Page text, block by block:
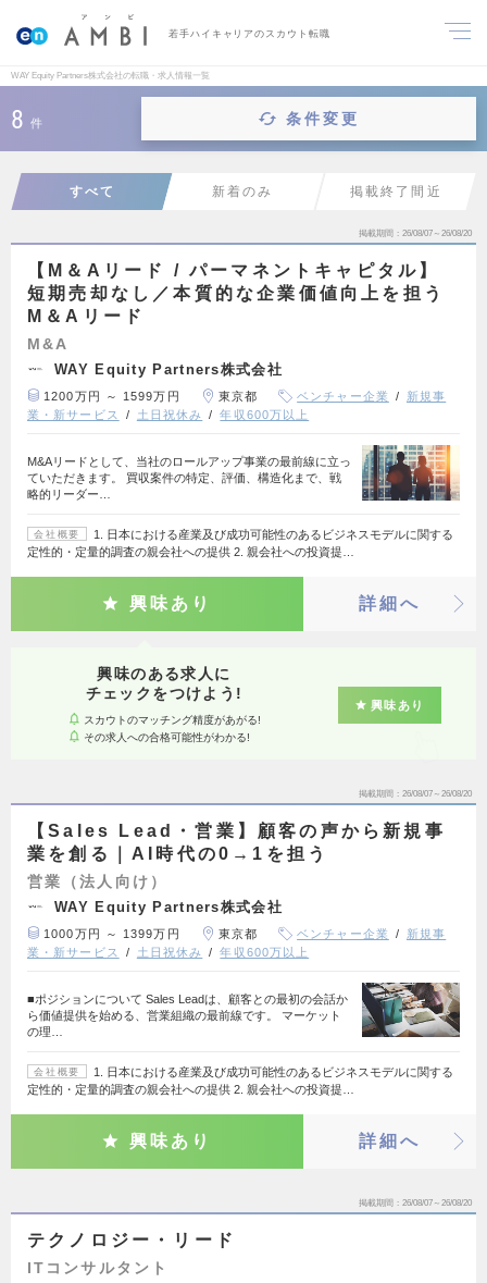
若手ハイキャリアのスカウト転職
WAY Equity Partners株式会社の転職・求人情報一覧
8 件 条件変更
すべて 新着のみ 掲載終了間近
掲載期間 26/08/07～26/08/20
【M＆Aリード / パーマネントキャピタル】
短期売却なし／本質的な企業価値向上を担う
M＆Aリード
M&A
WAY Equity Partners株式会社
1200万円 ～ 1599万円 東京都 ベンチャー企業
新規事
業・新サービス
土日祝休み 年収600万以上
M&Aリードとして、当社のロールアップ事業の最前線に立っ
ていただきます。 買収案件の特定、評価、構造化まで、戦
略的リーダー…
会社概要
1. 日本における産業及び成功可能性のあるビジネスモデルに関する
定性的・定量的調査の親会社への提供 2. 親会社への投資提…
興味あり 詳細へ
興味のある求人に
チェックをつけよう!
スカウトのマッチング精度があがる!
その求人への合格可能性がわかる!
興味あり
掲載期間 26/08/07～26/08/20
【Sales Lead・営業】顧客の声から新規事
業を創る｜AI時代の0→1を担う
営業（法人向け）
WAY Equity Partners株式会社
1000万円 ～ 1399万円 東京都 ベンチャー企業
新規事
業・新サービス
土日祝休み 年収600万以上
■ポジションについて Sales Leadは、顧客との最初の会話か
ら価値提供を始める、営業組織の最前線です。 マーケット
の理…
会社概要
1. 日本における産業及び成功可能性のあるビジネスモデルに関する
定性的・定量的調査の親会社への提供 2. 親会社への投資提…
興味あり 詳細へ
掲載期間 26/08/07～26/08/20
テクノロジー・リード
ITコンサルタント